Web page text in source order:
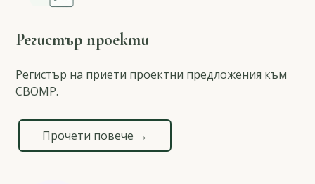
Регистър проекти
Регистър на приети проектни предложения към
СВОМР.
Прочети повече →